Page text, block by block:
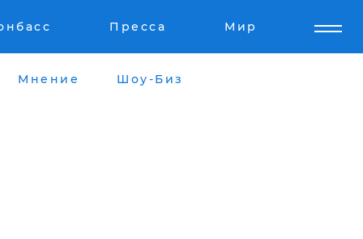
Пресса Мир
Мнение Шоу-Биз